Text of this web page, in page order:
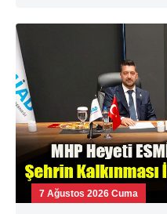
7 Ağustos 2026 Cuma